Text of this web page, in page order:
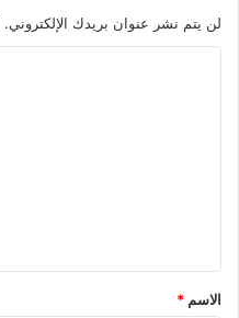
لن يتم نشر عنوان بريدك الإلكتروني.
*
الاسم *